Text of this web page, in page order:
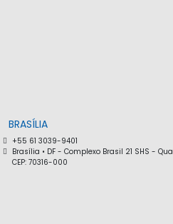
BRASÍLIA
+55 61 3039-9401
Brasília • DF - Complexo Brasil 21 SHS -
CEP: 70316-000